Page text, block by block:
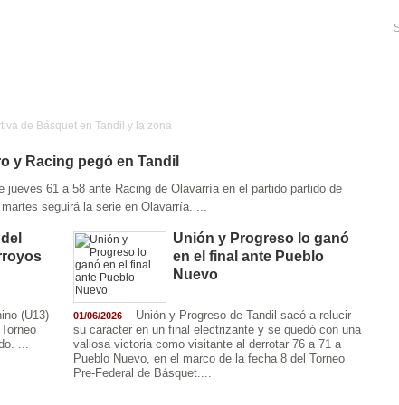
Atletismo
Aventura
de Básquet en Tandil y la zona
y Racing pegó en Tandil
jueves 61 a 58 ante Racing de Olavarría en el partido partido de
seguirá la serie en Olavarría. ...
(U13)
...
Unión y Progreso lo ganó
en el final ante Pueblo
Nuevo
01/06/2026
Unión y Progreso de Tandil sacó a relucir
su carácter en un final electrizante y se quedó con una
valiosa victoria como visitante al derrotar 76 a 71 a
Pueblo Nuevo, en el marco de la fecha 8 del Torneo
Pre-Federal de Básquet....